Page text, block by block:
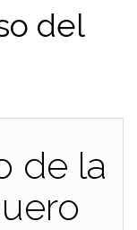
del
de la